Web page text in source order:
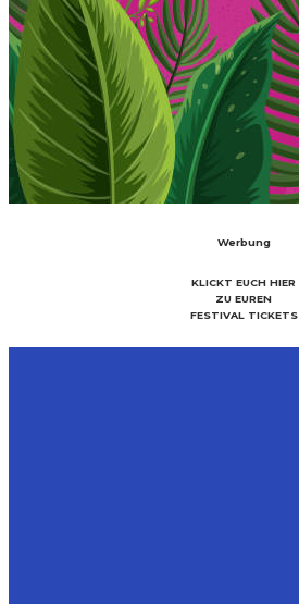
Werbung
KLICKT EUCH HIER
ZU EUREN
FESTIVAL TICKETS